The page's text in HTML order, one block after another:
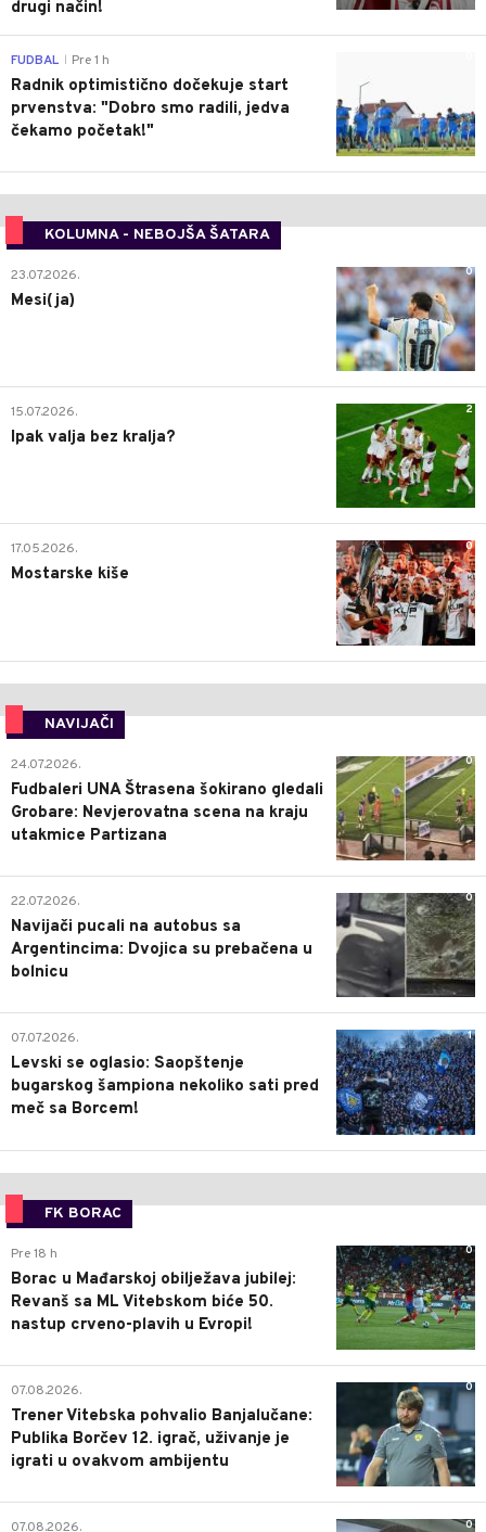
drugi način!
FUDBAL Pre 1 h
Radnik optimistično dočekuje start
prvenstva: "Dobro smo radili, jedva
čekamo početak!"
KOLUMNA - NEBOJŠA ŠATARA
0
23.07.2026.
Mesi(ja)
2
15.07.2026.
Ipak valja bez kralja?
0
17.05.2026.
Mostarske kiše
NAVIJAČI
0
24.07.2026.
Fudbaleri UNA Štrasena šokirano gledali
Grobare: Nevjerovatna scena na kraju
utakmice Partizana
0
22.07.2026.
Navijači pucali na autobus sa
Argentincima: Dvojica su prebačena u
bolnicu
1
07.07.2026.
Levski se oglasio: Saopštenje
bugarskog šampiona nekoliko sati pred
meč sa Borcem!
FK BORAC
0
Pre 18 h
Borac u Mađarskoj obilježava jubilej:
Revanš sa ML Vitebskom biće 50.
nastup crveno-plavih u Evropi!
0
07.08.2026.
Trener Vitebska pohvalio Banjalučane:
Publika Borčev 12. igrač, uživanje je
igrati u ovakvom ambijentu
0
07.08.2026.